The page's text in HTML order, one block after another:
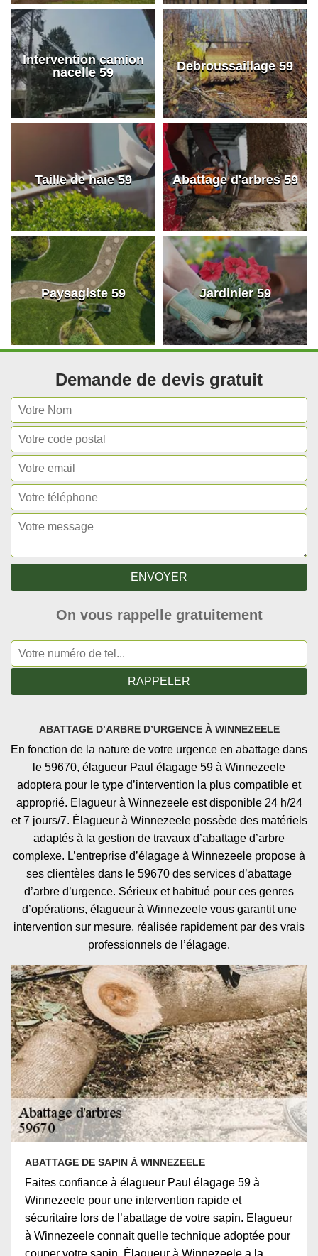
Intervention camion
nacelle 59
Debroussaillage 59
Taille de haie 59 Abattage d'arbres 59
Paysagiste 59 Jardinier 59
Demande de devis gratuit
On vous rappelle gratuitement
ABATTAGE D’ARBRE D’URGENCE À WINNEZEELE
En fonction de la nature de votre urgence en abattage dans
le 59670, élagueur Paul élagage 59 à Winnezeele
adoptera pour le type d’intervention la plus compatible et
approprié. Elagueur à Winnezeele est disponible 24 h/24
et 7 jours/7. Élagueur à Winnezeele possède des matériels
adaptés à la gestion de travaux d’abattage d’arbre
complexe. L’entreprise d’élagage à Winnezeele propose à
ses clientèles dans le 59670 des services d’abattage
d’arbre d’urgence. Sérieux et habitué pour ces genres
d’opérations, élagueur à Winnezeele vous garantit une
intervention sur mesure, réalisée rapidement par des vrais
professionnels de l’élagage.
ABATTAGE DE SAPIN À WINNEZEELE
Faites confiance à élagueur Paul élagage 59 à
Winnezeele pour une intervention rapide et
sécuritaire lors de l’abattage de votre sapin. Elagueur
à Winnezeele connait quelle technique adoptée pour
couper votre sapin. Élagueur à Winnezeele a la